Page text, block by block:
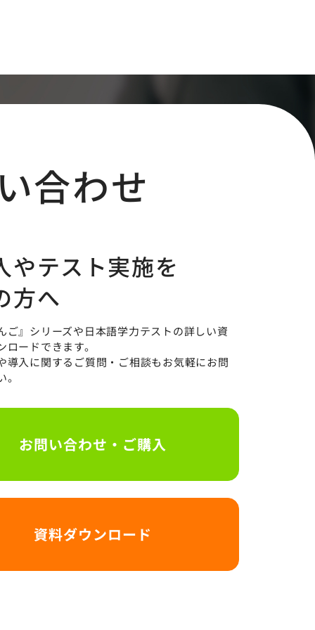
合わせ
やテスト実施を
方へ
ご』シリーズや日本語学力テストの詳しい資
ードできます。
導入に関するご質問・ご相談もお気軽にお問
お問い合わせ・ご購入
資料ダウンロード